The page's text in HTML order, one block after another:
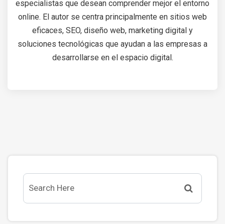
especialistas que desean comprender mejor el entorno
online. El autor se centra principalmente en sitios web
eficaces, SEO, diseño web, marketing digital y
soluciones tecnológicas que ayudan a las empresas a
desarrollarse en el espacio digital.